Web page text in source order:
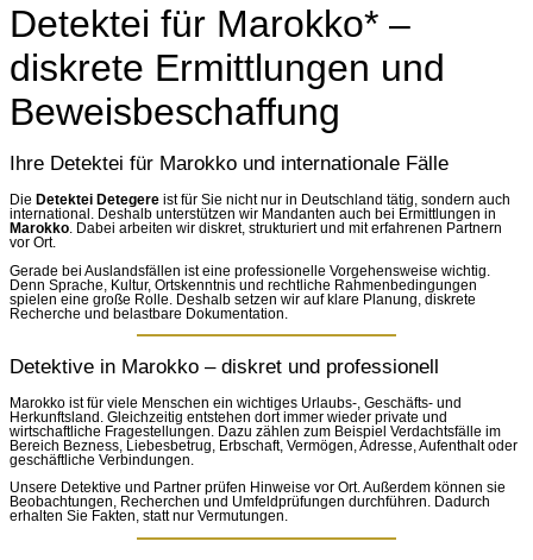
Detektei für Marokko* –
diskrete Ermittlungen und
Beweisbeschaffung
Ihre Detektei für Marokko und internationale Fälle
Die Detektei Detegere ist für Sie nicht nur in Deutschland tätig, sondern auch
international. Deshalb unterstützen wir Mandanten auch bei Ermittlungen in
Marokko . Dabei arbeiten wir diskret, strukturiert und mit erfahrenen Partnern
vor Ort.
Gerade bei Auslandsfällen ist eine professionelle Vorgehensweise wichtig.
Denn Sprache, Kultur, Ortskenntnis und rechtliche Rahmenbedingungen
spielen eine große Rolle. Deshalb setzen wir auf klare Planung, diskrete
Recherche und belastbare Dokumentation.
Detektive in Marokko – diskret und professionell
Marokko ist für viele Menschen ein wichtiges Urlaubs-, Geschäfts- und
Herkunftsland. Gleichzeitig entstehen dort immer wieder private und
wirtschaftliche Fragestellungen. Dazu zählen zum Beispiel Verdachtsfälle im
Bereich Bezness, Liebesbetrug, Erbschaft, Vermögen, Adresse, Aufenthalt oder
geschäftliche Verbindungen.
Unsere Detektive und Partner prüfen Hinweise vor Ort. Außerdem können sie
Beobachtungen, Recherchen und Umfeldprüfungen durchführen. Dadurch
erhalten Sie Fakten, statt nur Vermutungen.